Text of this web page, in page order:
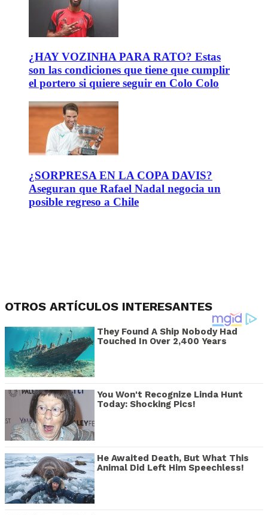
¿HAY VOZINHA PARA RATO? Estas
son las condiciones que tiene que cumplir
el portero si quiere seguir en Colo Colo
¿SORPRESA EN LA COPA DAVIS?
Aseguran que Rafael Nadal negocia un
posible regreso a Chile
OTROS ARTÍCULOS INTERESANTES
They Found A Ship Nobody Had
Touched In Over 2,400 Years
You Won't Recognize Linda Hunt
Today: Shocking Pics!
He Awaited Death, But What This
Animal Did Left Him Speechless!